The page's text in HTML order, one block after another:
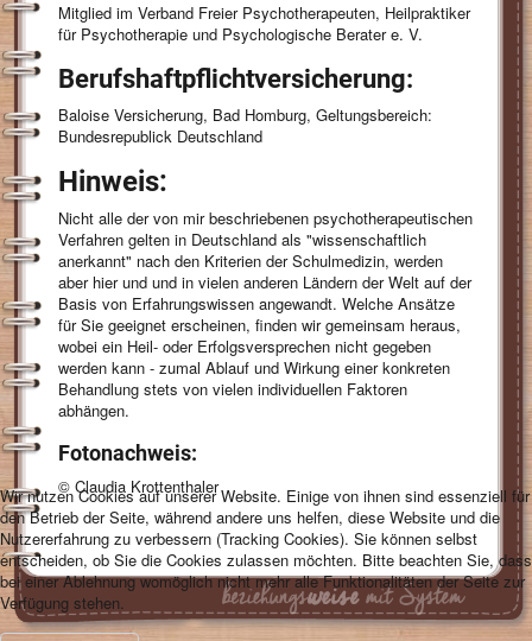
Mitglied im Verband Freier Psychotherapeuten, Heilpraktiker
für Psychotherapie und Psychologische Berater e. V.
Berufshaftpflichtversicherung:
Baloise Versicherung, Bad Homburg, Geltungsbereich:
Bundesrepublick Deutschland
Hinweis:
Nicht alle der von mir beschriebenen psychotherapeutischen
Verfahren gelten in Deutschland als "wissenschaftlich
anerkannt" nach den Kriterien der Schulmedizin, werden
aber hier und und in vielen anderen Ländern der Welt auf der
Basis von Erfahrungswissen angewandt. Welche Ansätze
für Sie geeignet erscheinen, finden wir gemeinsam heraus,
wobei ein Heil- oder Erfolgsversprechen nicht gegeben
werden kann - zumal Ablauf und Wirkung einer konkreten
Behandlung stets von vielen individuellen Faktoren
abhängen.
Fotonachweis:
© Claudia Krottenthaler
Wir nutzen Cookies auf unserer Website. Einige von ihnen sind essenziell für
den Betrieb der Seite, während andere uns helfen, diese Website und die
Nutzererfahrung zu verbessern (Tracking Cookies). Sie können selbst
entscheiden, ob Sie die Cookies zulassen möchten. Bitte beachten Sie, dass
bei einer Ablehnung womöglich nicht mehr alle Funktionalitäten der Seite zur
Verfügung stehen.